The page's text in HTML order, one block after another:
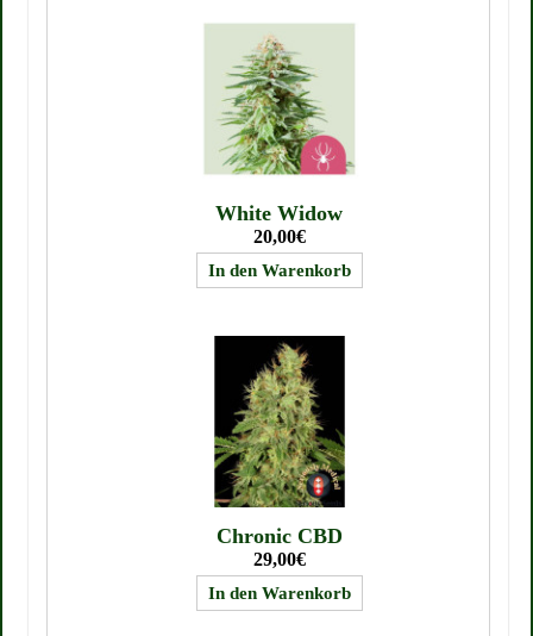
White Widow
20,00€
Chronic CBD
29,00€